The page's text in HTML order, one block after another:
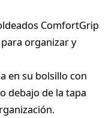
ComfortGrip
organizar y
en su bolsillo con
debajo de la tapa